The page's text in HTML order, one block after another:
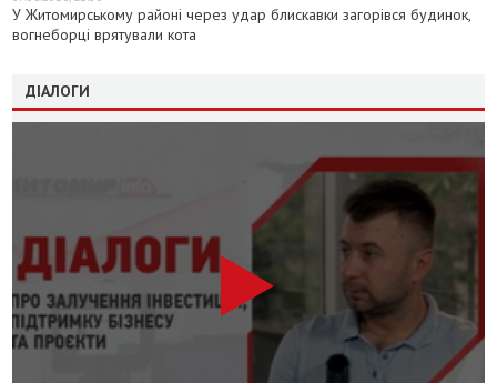
У Житомирському районі через удар блискавки загорівся будинок,
вогнеборці врятували кота
ДІАЛОГИ